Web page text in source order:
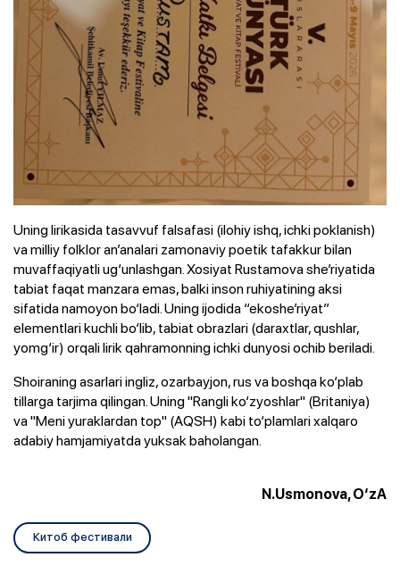
Uning lirikasida tasavvuf falsafasi (ilohiy ishq, ichki poklanish)
va milliy folklor an’analari zamonaviy poetik tafakkur bilan
muvaffaqiyatli ug‘unlashgan. Xosiyat Rustamova she’riyatida
tabiat faqat manzara emas, balki inson ruhiyatining aksi
sifatida namoyon bo‘ladi. Uning ijodida “ekoshe’riyat”
elementlari kuchli bo‘lib, tabiat obrazlari (daraxtlar, qushlar,
yomg‘ir) orqali lirik qahramonning ichki dunyosi ochib beriladi.
Shoiraning asarlari ingliz, ozarbayjon, rus va boshqa ko‘plab
tillarga tarjima qilingan. Uning "Rangli ko‘zyoshlar" (Britaniya)
va "Meni yuraklardan top" (AQSH) kabi to‘plamlari xalqaro
adabiy hamjamiyatda yuksak baholangan.
N.Usmonova, O‘zA
Китоб фестивали